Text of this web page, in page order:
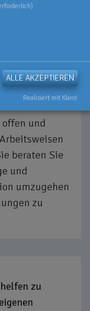
Sie
sich
Hier
ob Sie
können.
und
beraten Sie
und
umzugehen
zu
zu
ALLE AKZEPTIEREN
Realisiert mit Klaro!